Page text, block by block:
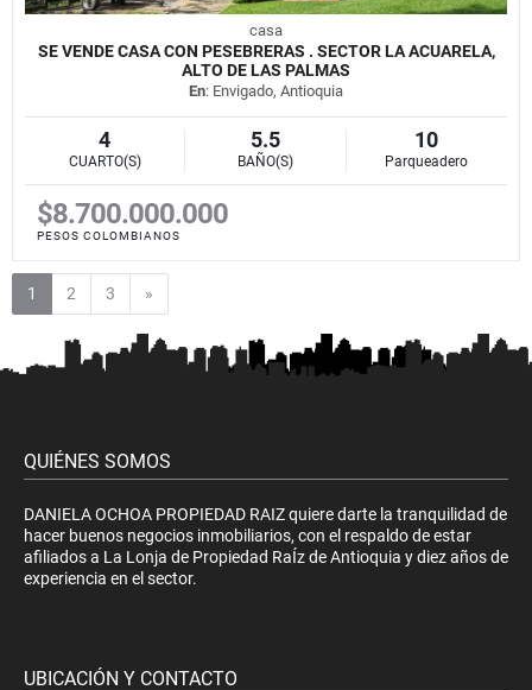
casa
SE VENDE CASA CON PESEBRERAS . SECTOR LA ACUARELA,
ALTO DE LAS PALMAS
En: Envigado, Antioquia
4
CUARTO(S)
5.5
BAÑO(S)
10
Parqueadero
$8.700.000.000
PESOS COLOMBIANOS
1 2 3 »
QUIÉNES SOMOS
DANIELA OCHOA PROPIEDAD RAIZ quiere darte la tranquilidad de
hacer buenos negocios inmobiliarios, con el respaldo de estar
afiliados a La Lonja de Propiedad RaÍz de Antioquia y diez años de
experiencia en el sector.
UBICACIÓN Y CONTACTO